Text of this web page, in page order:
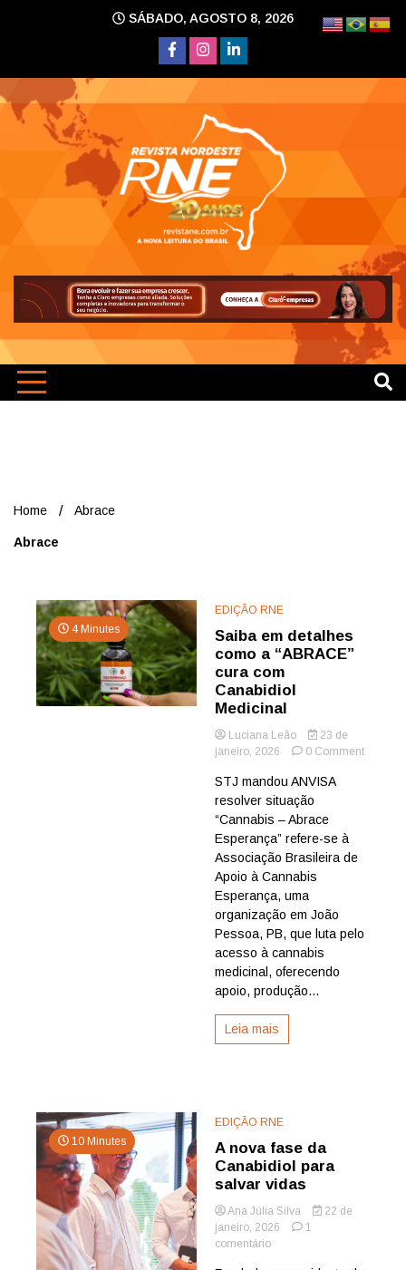
SÁBADO, AGOSTO 8, 2026
Home Abrace
Abrace
4 Minutes
EDIÇÃO RNE
Saiba em detalhes
como a “ABRACE”
cura com
Canabidiol
Medicinal
Luciana Leão
23 de
janeiro, 2026
0 Commenton
STJ mandou ANVISA
resolver situação
“Cannabis – Abrace
Esperança” refere-se à
Associação Brasileira de
Apoio à Cannabis
Esperança, uma
organização em João
Pessoa, PB, que luta pelo
acesso à cannabis
medicinal, oferecendo
apoio, produção...
Leia mais
10 Minutes
EDIÇÃO RNE
A nova fase da
Canabidiol para
salvar vidas
Ana Júlia Silva
22 de
janeiro, 2026
1
comentárioem